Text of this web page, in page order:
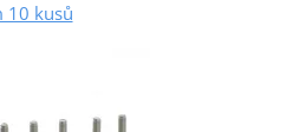
10 kusů